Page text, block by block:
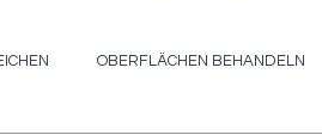
OBERFLÄCHEN BEHANDELN